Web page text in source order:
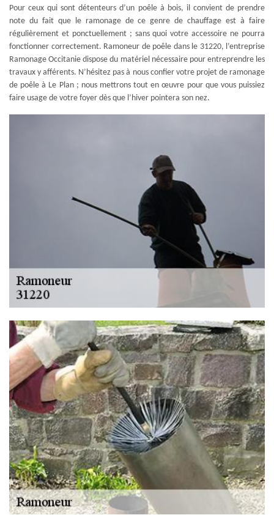
Pour ceux qui sont détenteurs d’un poêle à bois, il convient de prendre
note du fait que le ramonage de ce genre de chauffage est à faire
régulièrement et ponctuellement ; sans quoi votre accessoire ne pourra
fonctionner correctement. Ramoneur de poêle dans le 31220, l’entreprise
Ramonage Occitanie dispose du matériel nécessaire pour entreprendre les
travaux y afférents. N’hésitez pas à nous confier votre projet de ramonage
de poêle à Le Plan ; nous mettrons tout en œuvre pour que vous puissiez
faire usage de votre foyer dès que l’hiver pointera son nez.